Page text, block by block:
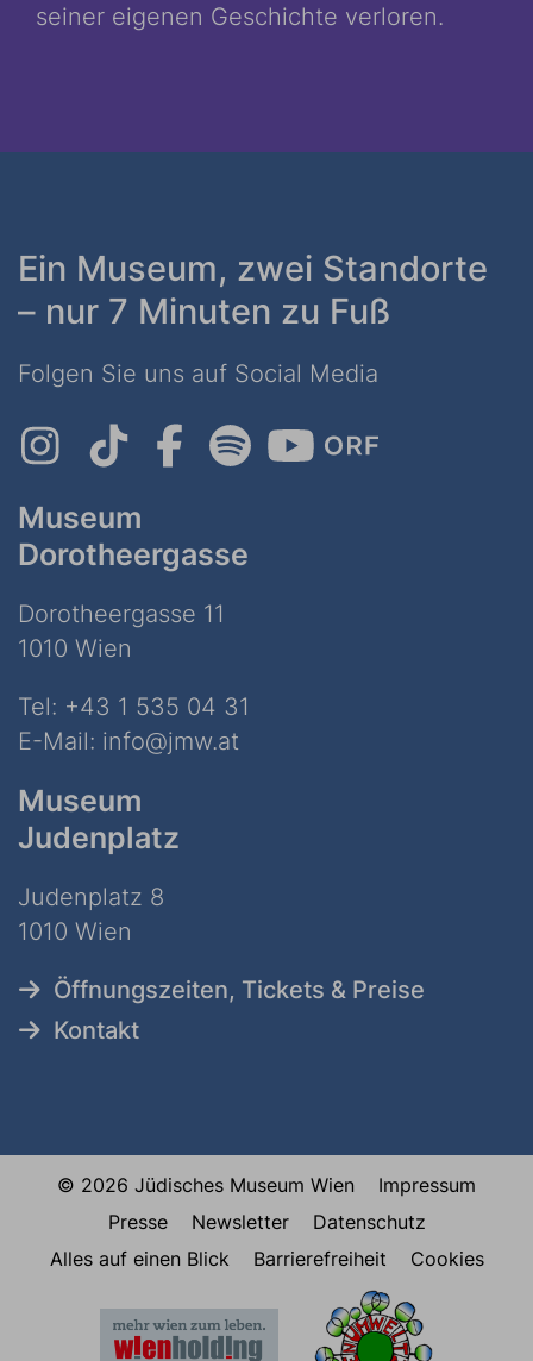
seiner eigenen Geschichte verloren.
Ein Museum, zwei Standorte
– nur 7 Minuten zu Fuß
Folgen Sie uns auf Social Media
Museum
Dorotheergasse
Dorotheergasse 11
1010 Wien
Tel: +43 1 535 04 31
E-Mail: info@jmw.at
Museum
Judenplatz
Judenplatz 8
1010 Wien
Öffnungszeiten, Tickets & Preise
Kontakt
© 2026 Jüdisches Museum Wien
Impressum
Presse
Newsletter
Datenschutz
Alles auf einen Blick
Barrierefreiheit Cookies